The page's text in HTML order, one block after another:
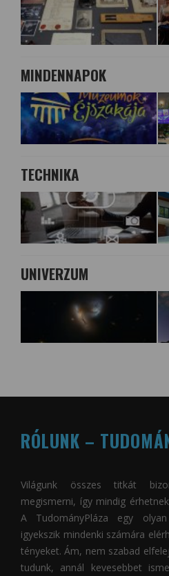
MINDENNAPOK
TECHNIKA
UNIVERZUM
RÓLUNK –
Világunk összes titkát
megismerni, így mindig
A TudományPláza egy
igyekszik mindenki számára
tényeket. Ám, nem szabad
tudunk, annál kevesebbet